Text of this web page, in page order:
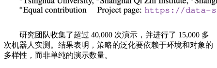
研究团队收集了超过 40,000 次演示，并进行了 15,000 多
次机器人实测。结果表明，策略的泛化要依赖于环境和对象的
多样性，而非单纯的演示数量。